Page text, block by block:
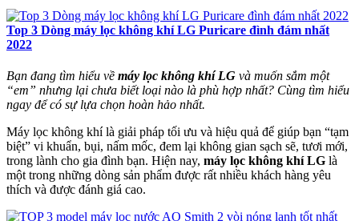
Top 3 Dòng máy lọc không khí LG Puricare đình đám nhất
2022
Bạn đang tìm hiểu về máy lọc không khí LG và muốn sắm một
“em” nhưng lại chưa biết loại nào là phù hợp nhất? Cùng tìm hiểu
ngay để có sự lựa chọn hoàn hảo nhất.
Máy lọc không khí là giải pháp tối ưu và hiệu quả để giúp bạn “tạm
biệt” vi khuẩn, bụi, nấm mốc, đem lại không gian sạch sẽ, tươi mới,
trong lành cho gia đình bạn. Hiện nay, máy lọc không khí LG là
một trong những dòng sản phẩm được rất nhiều khách hàng yêu
thích và được đánh giá cao.